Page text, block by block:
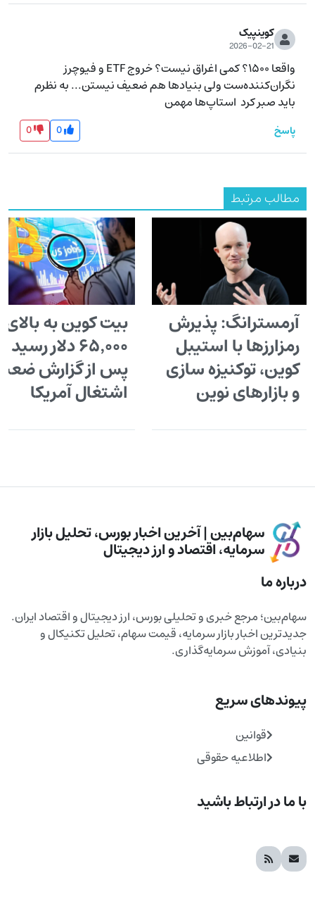
کوینپیک
2026-02-21
واقعا ۱۵۰۰؟ کمی اغراق نیست؟ خروج ETF و فیوچرز
باید صبر کرد  استاپ‌ها مهمن
پاسخ 0
0
مطالب مرتبط
آرمسترانگ: پذیرش
رمزارزها با استیبل
کوین، توکنیزه سازی
و بازارهای نوین
بیت کوین به بالای
۶۵٬۰۰۰ دلار رسید
پس از گزارش
اشتغال آمریکا
سهام‌بین | آخرین اخبار بورس، تحلیل بازار
سرمایه، اقتصاد و ارز دیجیتال
درباره ما
سهام‌بین؛ مرجع خبری و تحلیلی بورس، ارز دیجیتال و اقتصاد ایران.
جدیدترین اخبار بازار سرمایه، قیمت سهام، تحلیل تکنیکال و
بنیادی، آموزش سرمایه‌گذاری.
پیوندهای سریع
قوانین
اطلاعیه حقوقی
با ما در ارتباط باشید